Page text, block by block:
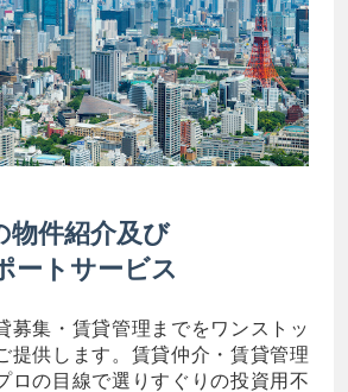
物件紹介及び
ートサービス
募集・賃貸管理までをワンストッ
提供します。賃貸仲介・賃貸管理
ロの目線で選りすぐりの投資用不